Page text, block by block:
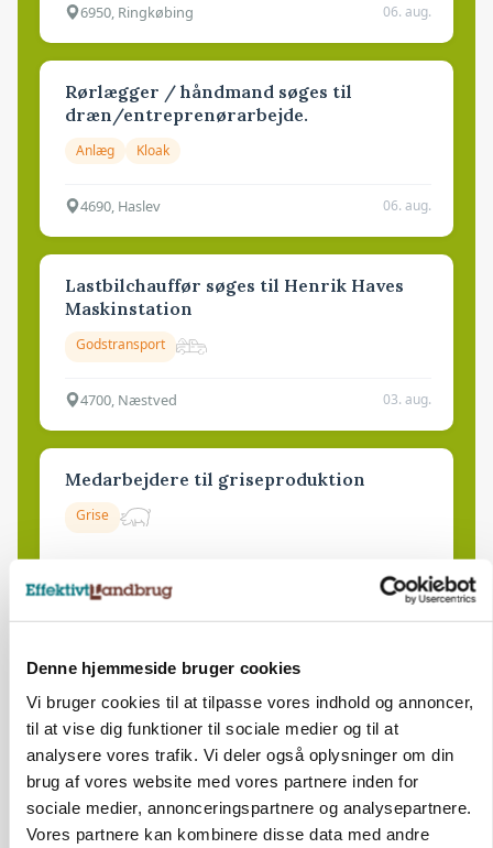
Denne hjemmeside bruger cookies
Vi bruger cookies til at tilpasse vores indhold og annoncer,
til at vise dig funktioner til sociale medier og til at
analysere vores trafik. Vi deler også oplysninger om din
brug af vores website med vores partnere inden for
sociale medier, annonceringspartnere og analysepartnere.
Vores partnere kan kombinere disse data med andre
6950, Ringkøbing 06. aug.
Rørlægger / håndmand søges til
dræn/entreprenørarbejde.
Anlæg Kloak
4690, Haslev 06. aug.
Lastbilchauffør søges til Henrik Haves
Maskinstation
Godstransport
4700, Næstved 03. aug.
Medarbejdere til griseproduktion
Grise
9681, Ranum 03. aug.
Kalvepasser til ejendom i udvikling søges
Kalve
6392, Bolderslev 03. aug.